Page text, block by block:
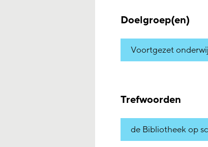
Doelgroep(en)
Voortgezet
Trefwoorden
de Bibliotheek op